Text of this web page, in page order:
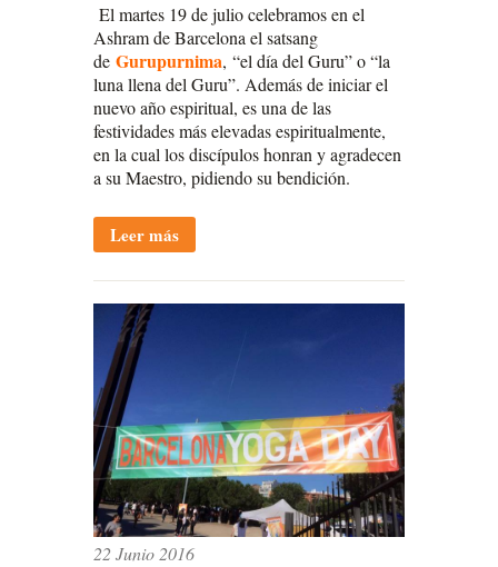
El martes 19 de julio celebramos en el
Ashram de Barcelona el satsang
de Gurupurnima, “el día del Guru” o “la
luna llena del Guru”. Además de iniciar el
nuevo año espiritual, es una de las
festividades más elevadas espiritualmente,
en la cual los discípulos honran y agradecen
a su Maestro, pidiendo su bendición.
Leer más
22 Junio 2016